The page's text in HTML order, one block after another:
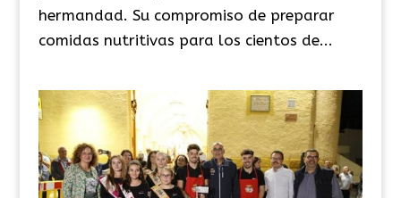
hermandad. Su compromiso de preparar
comidas nutritivas para los cientos de...